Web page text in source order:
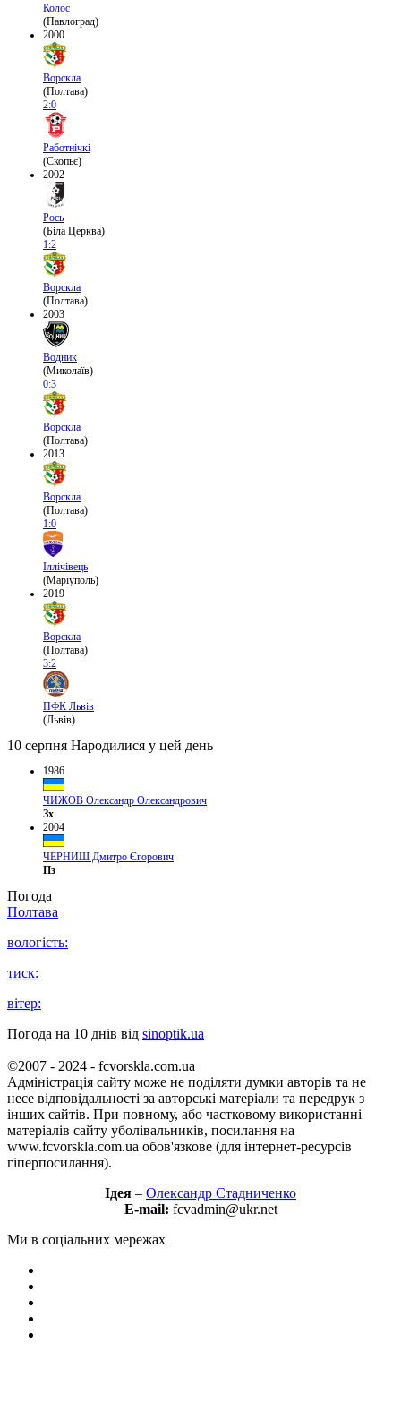
Колос
(Павлоград)
2000
Ворскла
(Полтава)
2:0
Работнічкі
(Скопьє)
2002
Рось
(Біла Церква)
1:2
Ворскла
(Полтава)
2003
Водник
(Миколаїв)
0:3
Ворскла
(Полтава)
2013
Ворскла
(Полтава)
1:0
Іллічівець
(Маріуполь)
2019
Ворскла
(Полтава)
3:2
ПФК Львів
(Львів)
10 серпня Народилися у цей день
1986
ЧИЖОВ Олександр Олександрович
Зх
2004
ЧЕРНИШ Дмитро Єгорович
Пз
Погода
Полтава
вологість:
тиск:
вітер:
Погода на 10 днів від sinoptik.ua
©2007 - 2024 - fcvorskla.com.ua
Адміністрація сайту може не поділяти думки авторів та не
несе відповідальності за авторські матеріали та передрук з
інших сайтів. При повному, або частковому використанні
матеріалів сайту уболівальників, посилання на
www.fcvorskla.com.ua обов'язкове (для інтернет-ресурсів
гіперпосилання).
Ідея – Олександр Стадниченко
E-mail: fcvadmin@ukr.net
Ми в соціальних мережах